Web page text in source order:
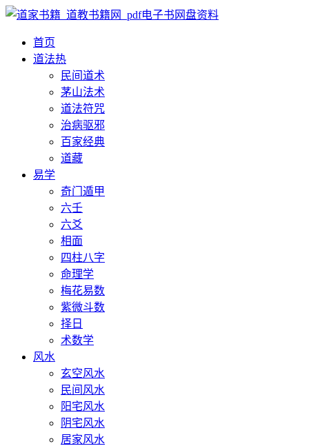
首页
道法热
民间道术
茅山法术
道法符咒
治病驱邪
百家经典
道藏
易学
奇门遁甲
六壬
六爻
相面
四柱八字
命理学
梅花易数
紫微斗数
择日
术数学
风水
玄空风水
民间风水
阳宅风水
阴宅风水
居家风水